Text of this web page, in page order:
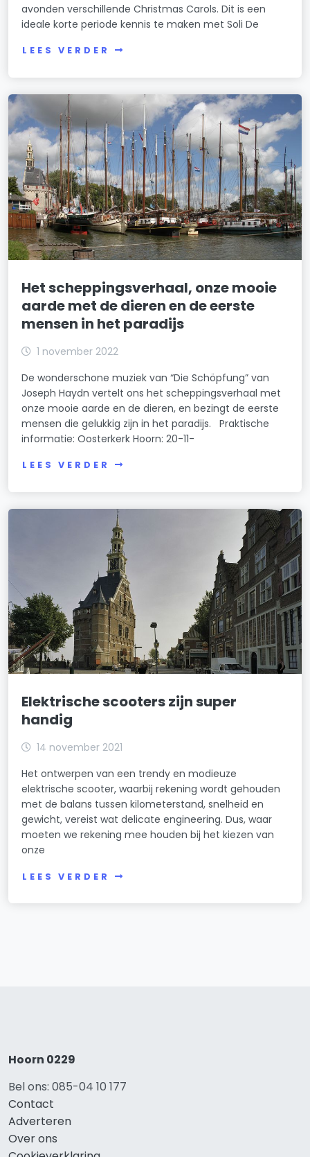
avonden verschillende Christmas Carols. Dit is een
ideale korte periode kennis te maken met Soli De
LEES VERDER
Het scheppingsverhaal, onze mooie
aarde met de dieren en de eerste
mensen in het paradijs
1 november 2022
De wonderschone muziek van “Die Schöpfung” van
Joseph Haydn vertelt ons het scheppingsverhaal met
onze mooie aarde en de dieren, en bezingt de eerste
mensen die gelukkig zijn in het paradijs. Praktische
informatie: Oosterkerk Hoorn: 20-11-
LEES VERDER
Elektrische scooters zijn super
handig
14 november 2021
Het ontwerpen van een trendy en modieuze
elektrische scooter, waarbij rekening wordt gehouden
met de balans tussen kilometerstand, snelheid en
gewicht, vereist wat delicate engineering. Dus, waar
moeten we rekening mee houden bij het kiezen van
onze
LEES VERDER
Hoorn 0229
Bel ons: 085-04 10 177
Contact
Adverteren
Over ons